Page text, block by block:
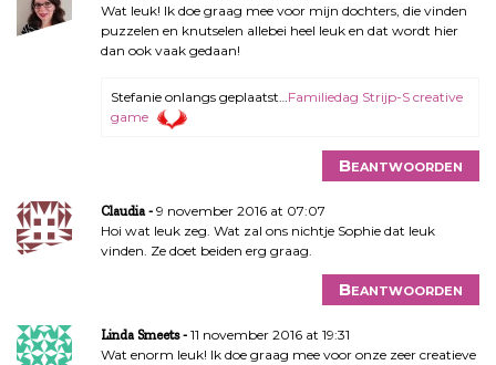
Wat leuk! Ik doe graag mee voor mijn dochters, die vinden
puzzelen en knutselen allebei heel leuk en dat wordt hier
dan ook vaak gedaan!
Stefanie onlangs geplaatst… Familiedag Strijp-S creative
game
Beantwoorden
Claudia
9 november 2016 at 07:07
Hoi wat leuk zeg. Wat zal ons nichtje Sophie dat leuk
vinden. Ze doet beiden erg graag.
Beantwoorden
Linda Smeets
11 november 2016 at 19:31
Wat enorm leuk! Ik doe graag mee voor onze zeer creatieve